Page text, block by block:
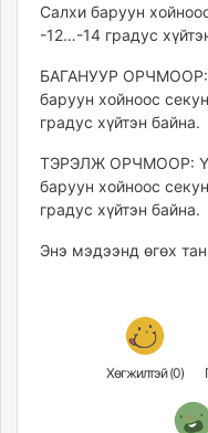
unuudur.mn
isee.mn
mglradio.com
fact.mn
itoim.mn
shuum.mn
times.mn
mass.mn
Салхи баруун
-12…-14 градус
БАГАНУУР ОРЧМООР:
баруун хойноос
градус хүйтэн байна.
ТЭРЭЛЖ ОРЧМООР:
баруун хойноос
градус хүйтэн байна.
Энэ мэдээнд өгөх
Хөгжилтэй (0)